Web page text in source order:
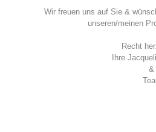
Wir freuen uns auf Sie &
unseren/meinen
Recht
Ihre
&